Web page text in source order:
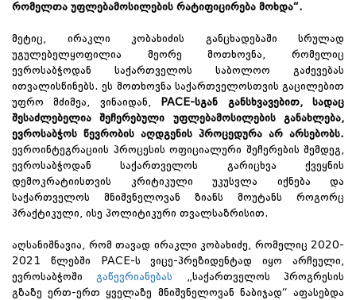
რომელთა უფლებამოსილების რატიფიცირება მოხდა“.
მეტიც, ირაკლი კობახიძის განცხადებაში სრულად
უგულებელყოფილია მეორე მოთხოვნა, რომელიც
ევროსაბჭოდან საქართველოს საბოლოო გაძევებას
ითვალისწინებს. ეს მოთხოვნა საქართველოსთვის გაცილებით
უფრო მძიმეა, ვინაიდან,
PACE-სგან განსხვავებით, სადაც
შესაძლებელია შეჩერებული უფლებამოსილების განახლება,
ევროსაბჭოს წევრობის აღდგენის პროცედურა არ არსებობს.
ევროინტეგრაციის პროცესის ოფიციალური შეჩერების შემდეგ,
ევროსაბჭოდან საქართველოს გარიცხვა ქვეყნის
დემოკრატიისთვის კრიტიკული უკუსვლა იქნება და
საქართველოს მნიშვნელოვან ზიანს მოუტანს როგორც
პრაქტიკული, ისე პოლიტიკური თვალსაზრისით.
აღსანიშნავია, რომ თავად ირაკლი კობახიძე, რომელიც 2020-
2021 წლებში PACE-ს ვიცე-პრეზიდენტად იყო არჩეული,
ევროსაბჭოში გაწევრიანებას „საქართველოს პროგრესის
გზაზე ერთ-ერთ ყველაზე მნიშვნელოვან ნაბიჯად“ აფასებდა